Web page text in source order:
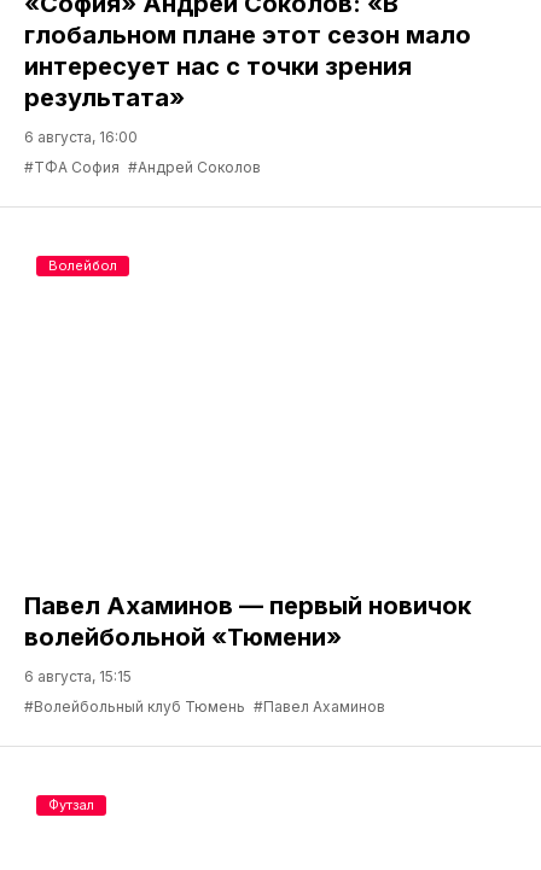
глобальном плане этот сезон мало
интересует нас с точки зрения
результата»
6 августа, 16:00
#ТФА София #Андрей Соколов
Павел Ахаминов — первый новичок
волейбольной «Тюмени»
6 августа, 15:15
#Волейбольный клуб Тюмень #Павел Ахаминов
Волейбол
Футзал